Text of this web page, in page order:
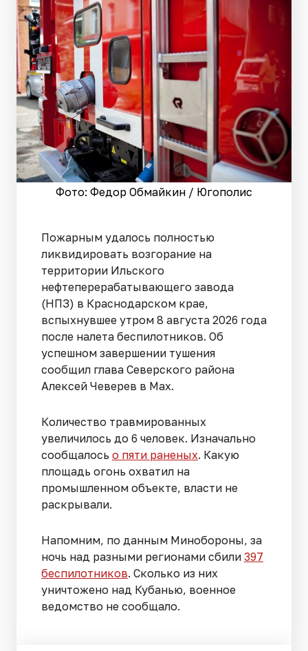
Фото: Федор Обмайкин / Югополис
Пожарным удалось полностью
ликвидировать возгорание на
территории Ильского
нефтеперерабатывающего завода
(НПЗ) в Краснодарском крае,
вспыхнувшее утром 8 августа 2026 года
после налета беспилотников. Об
успешном завершении тушения
сообщил глава Северского района
Алексей Чеверев в Max.
Количество травмированных
увеличилось до 6 человек. Изначально
сообщалось о пяти раненых. Какую
площадь огонь охватил на
промышленном объекте, власти не
раскрывали.
Напомним, по данным Минобороны, за
ночь над разными регионами сбили 397
беспилотников. Сколько из них
уничтожено над Кубанью, военное
ведомство не сообщало.